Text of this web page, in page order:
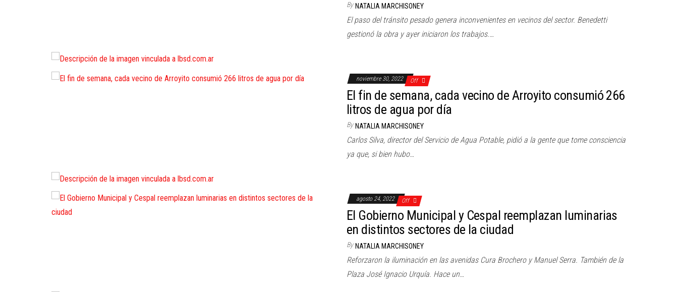
By NATALIA MARCHISONEY
El paso del tránsito pesado genera inconvenientes en vecinos del sector. Benedetti
gestionó la obra y ayer iniciaron los trabajos.…
noviembre 30, 2022 Off
El fin de semana, cada vecino de Arroyito consumió 266
litros de agua por día
By NATALIA MARCHISONEY
Carlos Silva, director del Servicio de Agua Potable, pidió a la gente que tome consciencia
ya que, si bien hubo…
agosto 24, 2022 Off
El Gobierno Municipal y Cespal reemplazan luminarias
en distintos sectores de la ciudad
By NATALIA MARCHISONEY
Reforzaron la iluminación en las avenidas Cura Brochero y Manuel Serra. También de la
Plaza José Ignacio Urquía. Hace un…